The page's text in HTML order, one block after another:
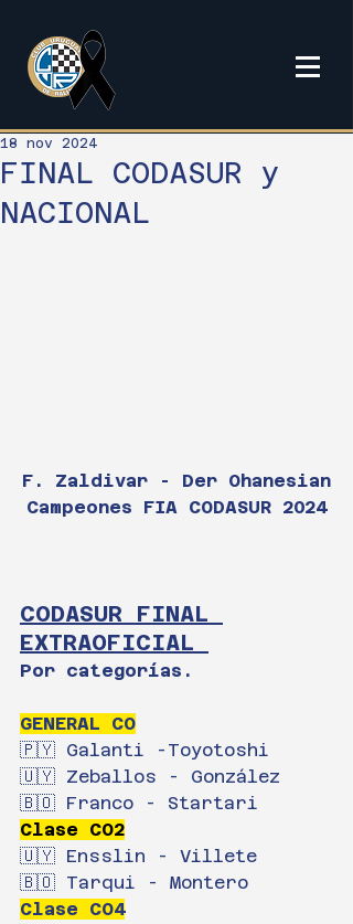
FINAL CODASUR y
NACIONAL
18 nov 2024
F. Zaldivar - Der Ohanesian
Campeones FIA CODASUR 2024
CODASUR FINAL
EXTRAOFICIAL
Por categorías.
GENERAL CO
🇵🇾 Galanti -Toyotoshi
🇺🇾 Zeballos - González
🇧🇴 Franco - Startari
Clase CO2
🇺🇾 Ensslin - Villete
🇧🇴 Tarqui - Montero
Clase CO4